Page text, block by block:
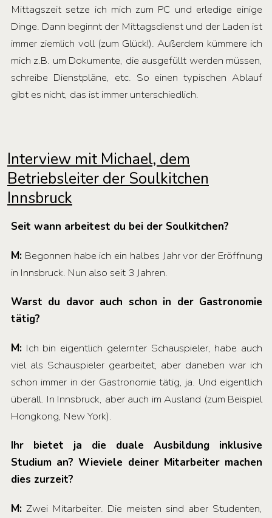
Mittagszeit setze ich mich zum PC und erledige einige
Dinge. Dann beginnt der Mittagsdienst und der Laden ist
immer ziemlich voll (zum Glück!). Außerdem kümmere ich
mich z.B. um Dokumente, die ausgefüllt werden müssen,
schreibe Dienstpläne, etc. So einen typischen Ablauf
gibt es nicht, das ist immer unterschiedlich.
Interview mit Michael, dem
Betriebsleiter der Soulkitchen
Innsbruck
Seit wann arbeitest du bei der Soulkitchen?
M: Begonnen habe ich ein halbes Jahr vor der Eröffnung
in Innsbruck. Nun also seit 3 Jahren.
Warst du davor auch schon in der Gastronomie
tätig?
M: Ich bin eigentlich gelernter Schauspieler, habe auch
viel als Schauspieler gearbeitet, aber daneben war ich
schon immer in der Gastronomie tätig, ja. Und eigentlich
überall. In Innsbruck, aber auch im Ausland (zum Beispiel
Hongkong, New York).
Ihr bietet ja die duale Ausbildung inklusive
Studium an? Wieviele deiner Mitarbeiter machen
dies zurzeit?
M: Zwei Mitarbeiter. Die meisten sind aber Studenten,